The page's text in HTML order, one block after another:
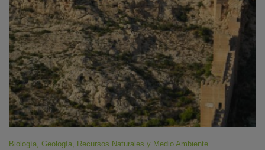
Biología, Geología, Recursos Naturales y Medio Ambiente